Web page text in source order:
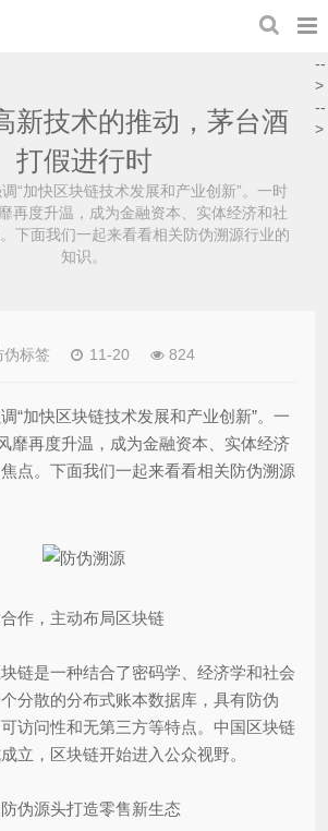
新技术的推动，茅台酒
打假进行时
加快区块链技术发展和产业创新”。一时
再度升温，成为金融资本、实体经济和社
下面我们一起来看看相关防伪溯源行业的
知识。
伪标签 11-20 824
加快区块链技术发展和产业创新”。一
靡再度升温，成为金融资本、实体经济
点。下面我们一起来看看相关防伪溯源
，主动布局区块链
是一种结合了密码学、经济学和社会
分散的分布式账本数据库，具有防伪
访问性和无第三方等特点。中国区块链
立，区块链开始进入公众视野。
源头打造零售新生态
--
>
--
>